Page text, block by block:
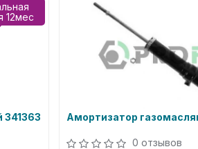
341363
12мес
Амортизатор
0 отзывов